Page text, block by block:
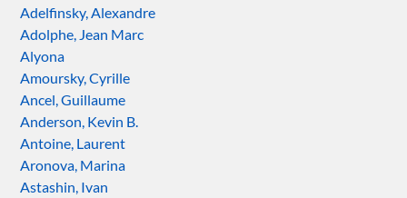
Adelfinsky, Alexandre
Adolphe, Jean Marc
Alyona
Amoursky, Cyrille
Ancel, Guillaume
Anderson, Kevin B.
Antoine, Laurent
Aronova, Marina
Astashin, Ivan